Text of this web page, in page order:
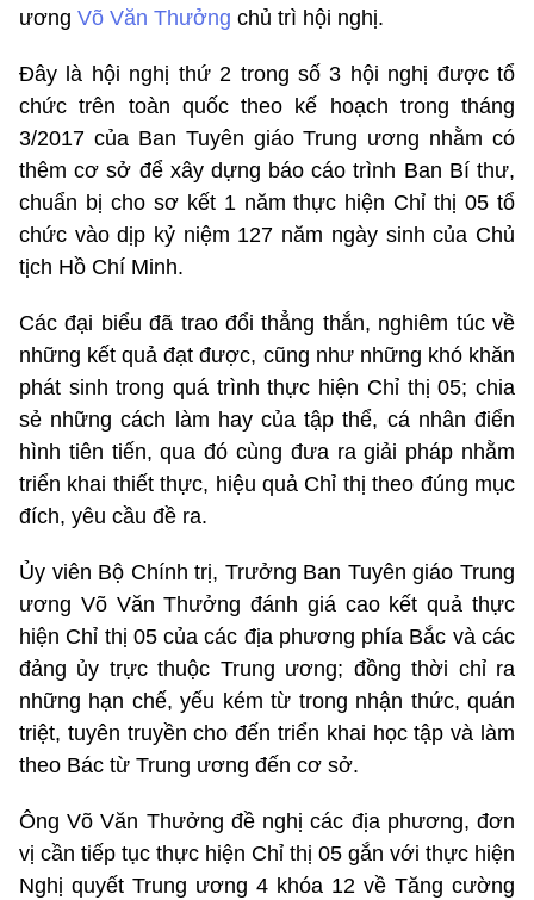
ương Võ Văn Thưởng chủ trì hội nghị.
Đây là hội nghị thứ 2 trong số 3 hội nghị được tổ
chức trên toàn quốc theo kế hoạch trong tháng
3/2017 của Ban Tuyên giáo Trung ương nhằm có
thêm cơ sở để xây dựng báo cáo trình Ban Bí thư,
chuẩn bị cho sơ kết 1 năm thực hiện Chỉ thị 05 tổ
chức vào dịp kỷ niệm 127 năm ngày sinh của Chủ
tịch Hồ Chí Minh.
Các đại biểu đã trao đổi thẳng thắn, nghiêm túc về
những kết quả đạt được, cũng như những khó khăn
phát sinh trong quá trình thực hiện Chỉ thị 05; chia
sẻ những cách làm hay của tập thể, cá nhân điển
hình tiên tiến, qua đó cùng đưa ra giải pháp nhằm
triển khai thiết thực, hiệu quả Chỉ thị theo đúng mục
đích, yêu cầu đề ra.
Ủy viên Bộ Chính trị, Trưởng Ban Tuyên giáo Trung
ương Võ Văn Thưởng đánh giá cao kết quả thực
hiện Chỉ thị 05 của các địa phương phía Bắc và các
đảng ủy trực thuộc Trung ương; đồng thời chỉ ra
những hạn chế, yếu kém từ trong nhận thức, quán
triệt, tuyên truyền cho đến triển khai học tập và làm
theo Bác từ Trung ương đến cơ sở.
Ông Võ Văn Thưởng đề nghị các địa phương, đơn
vị cần tiếp tục thực hiện Chỉ thị 05 gắn với thực hiện
Nghị quyết Trung ương 4 khóa 12 về Tăng cường